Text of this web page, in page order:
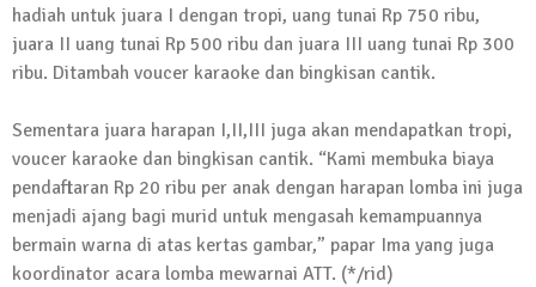
hadiah untuk juara I dengan tropi, uang tunai Rp 750 ribu,
juara II uang tunai Rp 500 ribu dan juara III uang tunai Rp 300
ribu. Ditambah voucer karaoke dan bingkisan cantik.
Sementara juara harapan I,II,III juga akan mendapatkan tropi,
voucer karaoke dan bingkisan cantik. “Kami membuka biaya
pendaftaran Rp 20 ribu per anak dengan harapan lomba ini juga
menjadi ajang bagi murid untuk mengasah kemampuannya
bermain warna di atas kertas gambar,” papar Ima yang juga
koordinator acara lomba mewarnai ATT. (*/rid)